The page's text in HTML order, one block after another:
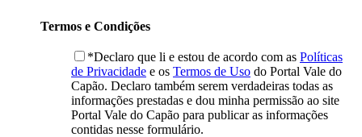
Termos e Condições
*Declaro que li e estou de acordo com as Políticas
de Privacidade e os Termos de Uso do Portal Vale do
Capão. Declaro também serem verdadeiras todas as
informações prestadas e dou minha permissão ao site
Portal Vale do Capão para publicar as informações
contidas nesse formulário.